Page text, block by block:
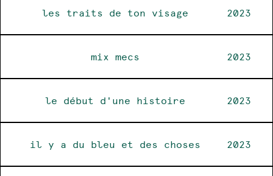
les traits de ton visage 2023
mix mecs 2023
le début d'une histoire 2023
il y a du bleu et des choses 2023